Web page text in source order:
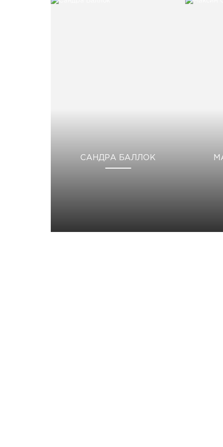
САНДРА БАЛЛОК